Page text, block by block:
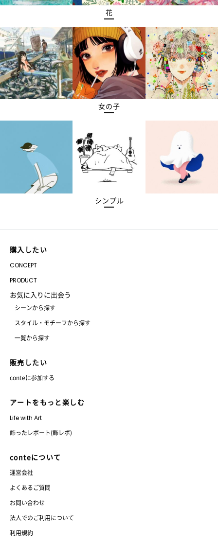
花
女の子
シンプル
購入したい
CONCEPT
PRODUCT
お気に入りに出会う
シーンから探す
スタイル・モチーフから探す
一覧から探す
販売したい
conteに参加する
アートをもっと楽しむ
Life with Art
飾ったレポート(飾レポ)
conteについて
運営会社
よくあるご質問
お問い合わせ
法人でのご利用について
利用規約